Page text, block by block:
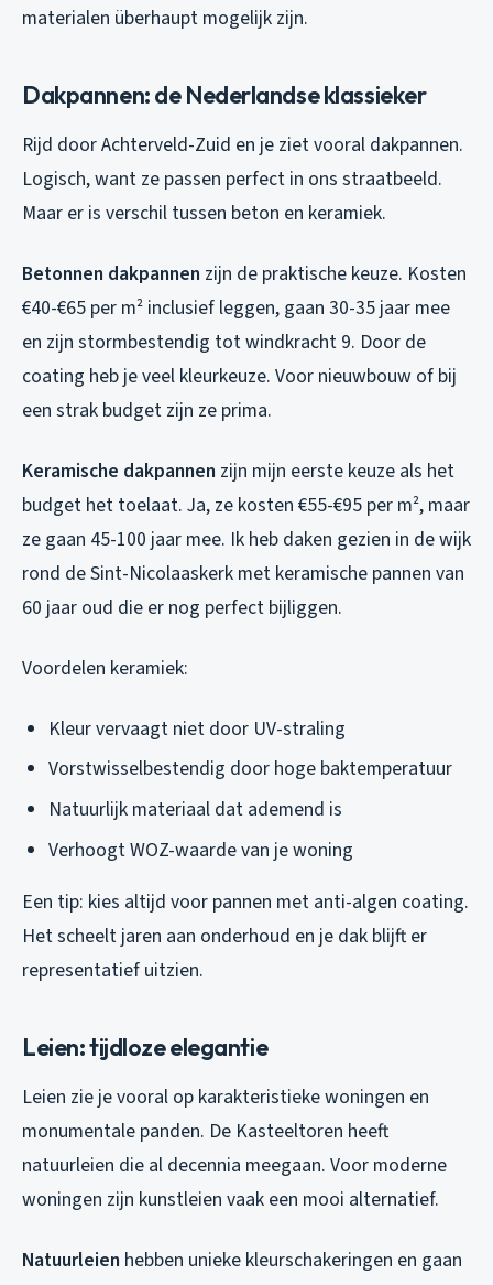
materialen überhaupt mogelijk zijn.
Dakpannen: de Nederlandse klassieker
Rijd door Achterveld-Zuid en je ziet vooral dakpannen.
Logisch, want ze passen perfect in ons straatbeeld.
Maar er is verschil tussen beton en keramiek.
Betonnen dakpannen zijn de praktische keuze. Kosten
€40-€65 per m² inclusief leggen, gaan 30-35 jaar mee
en zijn stormbestendig tot windkracht 9. Door de
coating heb je veel kleurkeuze. Voor nieuwbouw of bij
een strak budget zijn ze prima.
Keramische dakpannen zijn mijn eerste keuze als het
budget het toelaat. Ja, ze kosten €55-€95 per m², maar
ze gaan 45-100 jaar mee. Ik heb daken gezien in de wijk
rond de Sint-Nicolaaskerk met keramische pannen van
60 jaar oud die er nog perfect bijliggen.
Voordelen keramiek:
Kleur vervaagt niet door UV-straling
Vorstwisselbestendig door hoge baktemperatuur
Natuurlijk materiaal dat ademend is
Verhoogt WOZ-waarde van je woning
Een tip: kies altijd voor pannen met anti-algen coating.
Het scheelt jaren aan onderhoud en je dak blijft er
representatief uitzien.
Leien: tijdloze elegantie
Leien zie je vooral op karakteristieke woningen en
monumentale panden. De Kasteeltoren heeft
natuurleien die al decennia meegaan. Voor moderne
woningen zijn kunstleien vaak een mooi alternatief.
Natuurleien hebben unieke kleurschakeringen en gaan